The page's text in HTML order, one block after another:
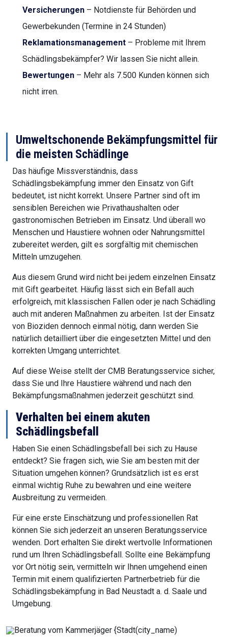
Versicherungen – Notdienste für Behörden und
Gewerbekunden (Termine in 24 Stunden)
Reklamationsmanagement – Probleme mit Ihrem
Schädlingsbekämpfer? Wir lassen Sie nicht allein.
Bewertungen – Mehr als 7.500 Kunden können sich
nicht irren.
Umweltschonende Bekämpfungsmittel für
die meisten Schädlinge
Das häufige Missverständnis, dass
Schädlingsbekämpfung immer den Einsatz von Gift
bedeutet, ist nicht korrekt. Unsere Partner sind oft im
sensiblen Bereichen wie Privathaushalten oder
gastronomischen Betrieben im Einsatz. Und überall wo
Menschen und Haustiere wohnen oder Nahrungsmittel
zubereitet werden, gilt es sorgfältig mit chemischen
Mitteln umzugehen.
Aus diesem Grund wird nicht bei jedem einzelnen Einsatz
mit Gift gearbeitet. Häufig lässt sich ein Befall auch
erfolgreich, mit klassischen Fallen oder je nach Schädling
auch mit anderen Maßnahmen zu arbeiten. Ist der Einsatz
von Bioziden dennoch einmal nötig, dann werden Sie
natürlich detailliert über die eingesetzten Mittel und den
korrekten Umgang unterrichtet.
Auf diese Weise stellt der CMB Beratungsservice sicher,
dass Sie und Ihre Haustiere während und nach den
Bekämpfungsmaßnahmen jederzeit geschützt sind.
Verhalten bei einem akuten
Schädlingsbefall
Haben Sie einen Schädlingsbefall bei sich zu Hause
entdeckt? Sie fragen sich, wie Sie am besten mit der
Situation umgehen können? Grundsätzlich ist es erst
einmal wichtig Ruhe zu bewahren und eine weitere
Ausbreitung zu vermeiden.
Für eine erste Einschätzung und professionellen Rat
können Sie sich jederzeit an unseren Beratungsservice
wenden. Dort erhalten Sie direkt wertvolle Informationen
rund um Ihren Schädlingsbefall. Sollte eine Bekämpfung
vor Ort nötig sein, vermitteln wir Ihnen umgehend einen
Termin mit einem qualifizierten Partnerbetrieb für die
Schädlingsbekämpfung in Bad Neustadt a. d. Saale und
Umgebung.